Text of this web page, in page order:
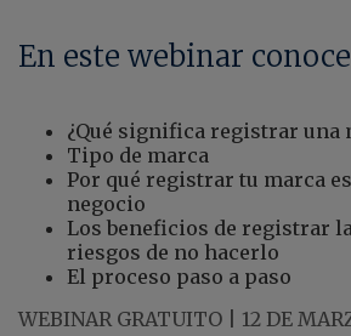
En este webinar
¿Qué significa registrar una
Tipo de marca
Por qué registrar tu marca
negocio
Los beneficios de registrar
riesgos de no hacerlo
El proceso paso a paso
WEBINAR GRATUITO | 12 DE